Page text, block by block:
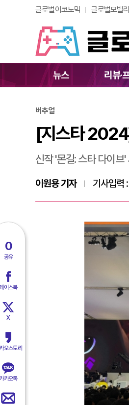
글로벌이코노믹 글로벌모빌
뉴스 리뷰·
0
공유
이스북
X
오스토리
카오톡
버추얼
[지스타
신작 '몬길: 스타 다이브'
이원용 기자 기사입력 :